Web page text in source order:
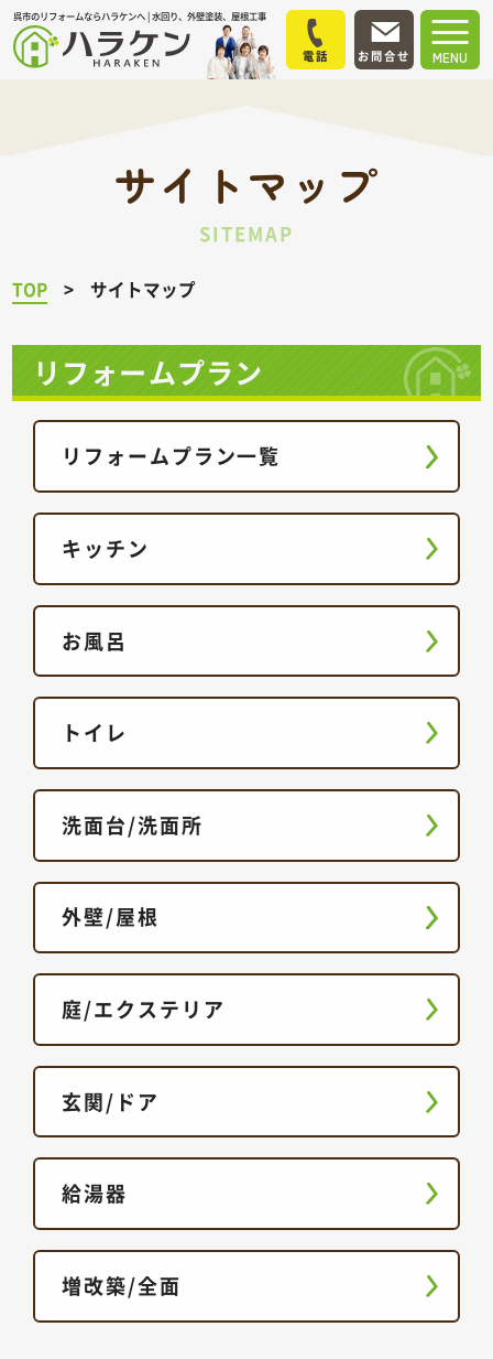
呉市のリフォームならハラケンへ | 水回り、外壁塗装、屋根工事
MENU
電話 お問合せ
サイトマップ
SITEMAP
TOP サイトマップ
リフォームプラン
リフォームプラン一覧
キッチン
お風呂
トイレ
洗面台/洗面所
外壁/屋根
庭/エクステリア
玄関/ドア
給湯器
増改築/全面